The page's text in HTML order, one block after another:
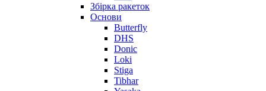
Збірка ракеток
Основи
Butterfly
DHS
Donic
Loki
Stiga
Tibhar